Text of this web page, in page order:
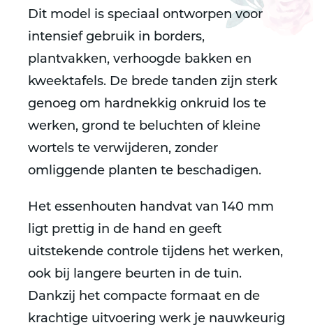
Dit model is speciaal ontworpen voor
intensief gebruik in borders,
plantvakken, verhoogde bakken en
kweektafels. De brede tanden zijn sterk
genoeg om hardnekkig onkruid los te
werken, grond te beluchten of kleine
wortels te verwijderen, zonder
omliggende planten te beschadigen.
Het essenhouten handvat van 140 mm
ligt prettig in de hand en geeft
uitstekende controle tijdens het werken,
ook bij langere beurten in de tuin.
Dankzij het compacte formaat en de
krachtige uitvoering werk je nauwkeurig